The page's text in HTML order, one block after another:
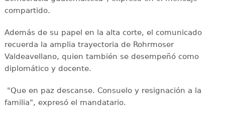
compartido.
Además de su papel en la alta corte, el comunicado
recuerda la amplia trayectoria de Rohrmoser
Valdeavellano, quien también se desempeñó como
diplomático y docente.
"Que en paz descanse. Consuelo y resignación a la
familia", expresó el mandatario.